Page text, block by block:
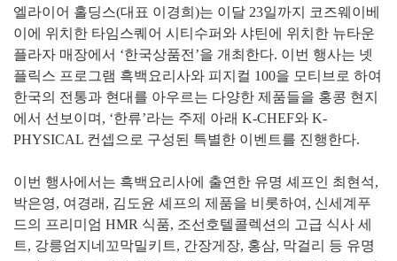
엘라이어 홀딩스(대표 이경희)는 이달 23일까지 코즈웨이베
이에 위치한 타임스퀘어 시티수퍼와 샤틴에 위치한 뉴타운
플라자 매장에서 ‘한국상품전’을 개최한다. 이번 행사는 넷
플릭스 프로그램 흑백요리사와 피지컬 100을 모티브로 하여
한국의 전통과 현대를 아우르는 다양한 제품들을 홍콩 현지
에서 선보이며, ‘한류’라는 주제 아래 K-CHEF와 K-
PHYSICAL 컨셉으로 구성된 특별한 이벤트를 진행한다.
이번 행사에서는 흑백요리사에 출연한 유명 셰프인 최현석,
박은영, 여경래, 김도윤 셰프의 제품을 비롯하여, 신세계푸
드의 프리미엄 HMR 식품, 조선호텔콜렉션의 고급 식사 세
트, 강릉엄지네꼬막밀키트, 간장게장, 홍삼, 막걸리 등 유명